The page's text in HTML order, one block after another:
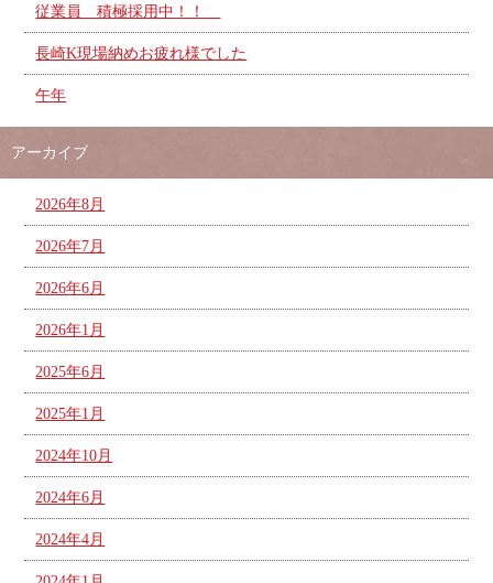
従業員 積極採用中！！
長崎K現場納めお疲れ様でした
午年
アーカイブ
2026年8月
2026年7月
2026年6月
2026年1月
2025年6月
2025年1月
2024年10月
2024年6月
2024年4月